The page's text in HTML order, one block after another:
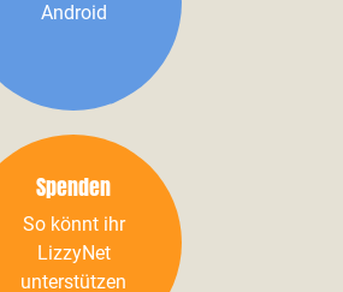
Android
Spenden
So könnt ihr
LizzyNet
unterstützen